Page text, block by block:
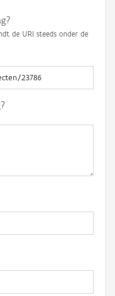
de URI steeds onder de